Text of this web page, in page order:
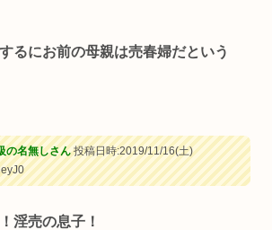
るにお前の母親は売春婦だという
の名無しさん投稿日時:2019/11/16(土)
淫売の息子！